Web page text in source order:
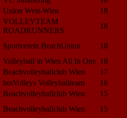
Union West-Wien
18
VOLLEYTEAM
ROADRUNNERS
18
Sportverein BeachUnion
18
Volleyball in Wien All In One 18
Beachvolleyballclub Wien
17
hotVolleys Volleyballteam
16
Beachvolleyballclub Wien
15
Beachvolleyballclub Wien
15